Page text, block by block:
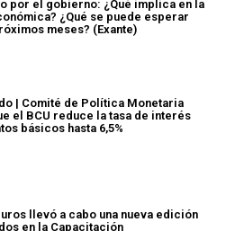
por el gobierno: ¿Qué implica en la
¿Qué se puede esperar
meses? (Exante)
| Comité de Política Monetaria
el BCU reduce la tasa de interés
básicos hasta 6,5%
llevó a cabo una nueva edición
en la Capacitación